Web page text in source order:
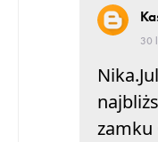
30
zamku